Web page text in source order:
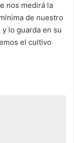
nos medirá la
de nuestro
lo guarda en su
el cultivo